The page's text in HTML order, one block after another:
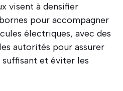
visent à densifier
pour accompagner
électriques, avec des
autorités pour assurer
et éviter les